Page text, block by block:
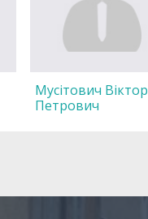
Мусітович Віктор
Петрович